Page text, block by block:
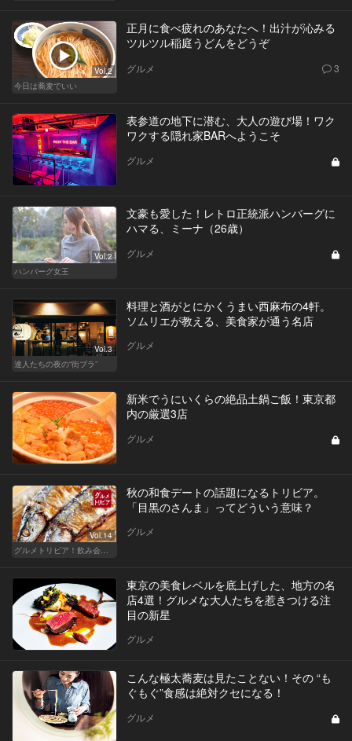
Vol.2
今日は蕎麦でいい
正月に食べ疲れのあなたへ！出汁が沁みる
ツルツル稲庭うどんをどうぞ
グルメ 3
表参道の地下に潜む、大人の遊び場！ワク
ワクする隠れ家BARへようこそ
グルメ
Vol.2
ハンバーグ女王
文豪も愛した！レトロ正統派ハンバーグに
ハマる、ミーナ（26歳）
グルメ
Vol.3
達人たちの夜の“街ブラ”
料理と酒がとにかくうまい西麻布の4軒。
ソムリエが教える、美食家が通う名店
グルメ
新米でうにいくらの絶品土鍋ご飯！東京都
内の厳選3店
グルメ
Vol.14
グルメトリビア！飲み会やデートで会話のネタになるQ＆A
秋の和食デートの話題になるトリビア。
「目黒のさんま」ってどういう意味？
グルメ
東京の美食レベルを底上げした、地方の名
店4選！グルメな大人たちを惹きつける注
目の新星
グルメ
こんな極太蕎麦は見たことない！その “も
ぐもぐ”食感は絶対クセになる！
グルメ